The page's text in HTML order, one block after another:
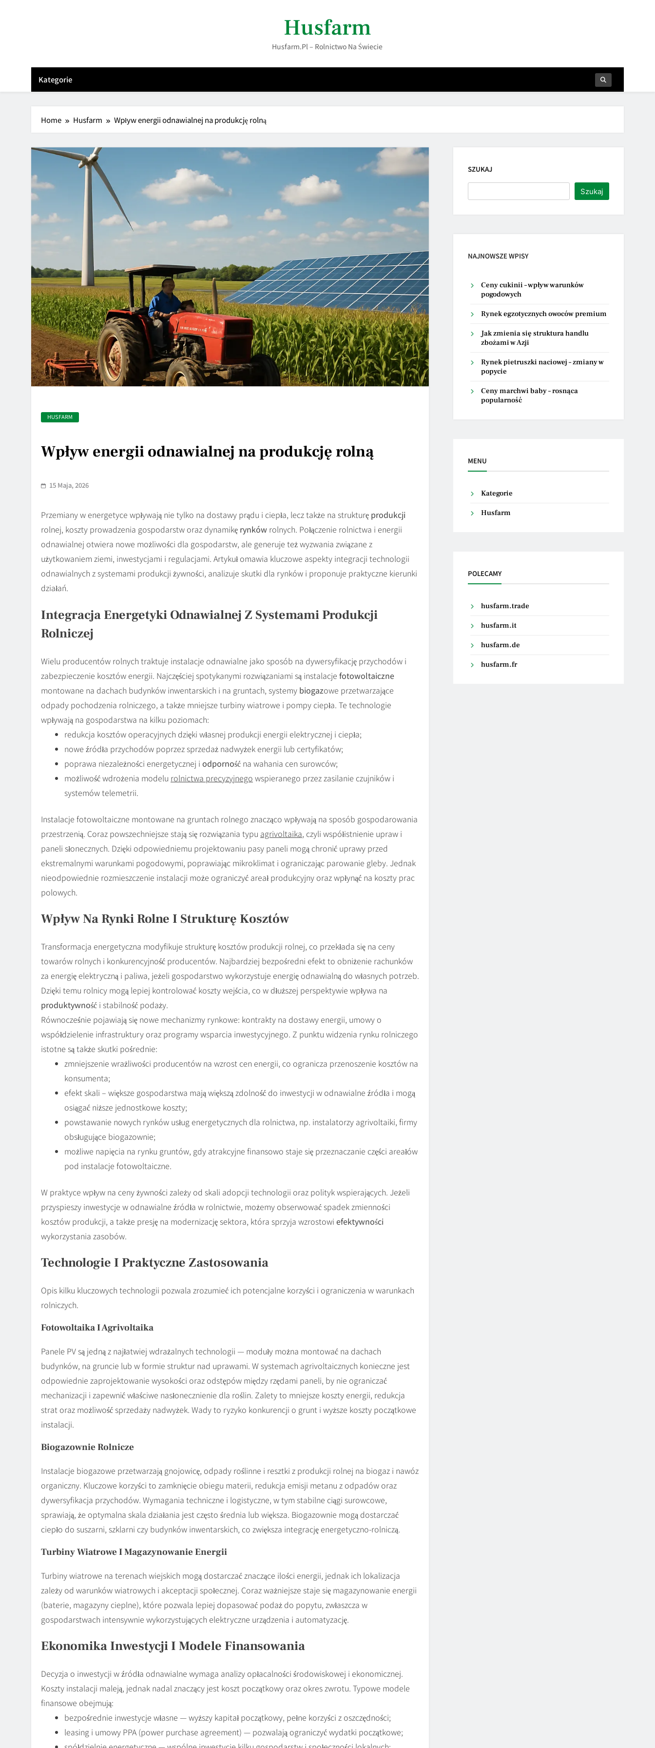
Husfarm
Husfarm.pl – Rolnictwo Na Świecie
Kategorie
Home Husfarm Wpływ energii odnawialnej na produkcję rolną
HUSFARM
Wpływ energii odnawialnej na produkcję rolną
15 Maja, 2026
Przemiany w energetyce wpływają nie tylko na dostawy prądu i ciepła, lecz także na strukturę produkcji
rolnej, koszty prowadzenia gospodarstw oraz dynamikę rynków rolnych. Połączenie rolnictwa i energii
odnawialnej otwiera nowe możliwości dla gospodarstw, ale generuje też wyzwania związane z
użytkowaniem ziemi, inwestycjami i regulacjami. Artykuł omawia kluczowe aspekty integracji technologii
odnawialnych z systemami produkcji żywności, analizuje skutki dla rynków i proponuje praktyczne kierunki
działań.
Integracja Energetyki Odnawialnej Z Systemami Produkcji
Rolniczej
Wielu producentów rolnych traktuje instalacje odnawialne jako sposób na dywersyfikację przychodów i
zabezpieczenie kosztów energii. Najczęściej spotykanymi rozwiązaniami są instalacje fotowoltaiczne
montowane na dachach budynków inwentarskich i na gruntach, systemy biogazowe przetwarzające
odpady pochodzenia rolniczego, a także mniejsze turbiny wiatrowe i pompy ciepła. Te technologie
wpływają na gospodarstwa na kilku poziomach:
redukcja kosztów operacyjnych dzięki własnej produkcji energii elektrycznej i ciepła;
nowe źródła przychodów poprzez sprzedaż nadwyżek energii lub certyfikatów;
poprawa niezależności energetycznej i odporność na wahania cen surowców;
możliwość wdrożenia modelu rolnictwa precyzyjnego wspieranego przez zasilanie czujników i
systemów telemetrii.
Instalacje fotowoltaiczne montowane na gruntach rolnego znacząco wpływają na sposób gospodarowania
przestrzenią. Coraz powszechniejsze stają się rozwiązania typu agrivoltaika, czyli współistnienie upraw i
paneli słonecznych. Dzięki odpowiedniemu projektowaniu pasy paneli mogą chronić uprawy przed
ekstremalnymi warunkami pogodowymi, poprawiając mikroklimat i ograniczając parowanie gleby. Jednak
nieodpowiednie rozmieszczenie instalacji może ograniczyć areał produkcyjny oraz wpłynąć na koszty prac
polowych.
Wpływ Na Rynki Rolne I Strukturę Kosztów
Transformacja energetyczna modyfikuje strukturę kosztów produkcji rolnej, co przekłada się na ceny
towarów rolnych i konkurencyjność producentów. Najbardziej bezpośredni efekt to obniżenie rachunków
za energię elektryczną i paliwa, jeżeli gospodarstwo wykorzystuje energię odnawialną do własnych potrzeb.
Dzięki temu rolnicy mogą lepiej kontrolować koszty wejścia, co w dłuższej perspektywie wpływa na
produktywność i stabilność podaży.
Równocześnie pojawiają się nowe mechanizmy rynkowe: kontrakty na dostawy energii, umowy o
współdzielenie infrastruktury oraz programy wsparcia inwestycyjnego. Z punktu widzenia rynku rolniczego
istotne są także skutki pośrednie:
zmniejszenie wrażliwości producentów na wzrost cen energii, co ogranicza przenoszenie kosztów na
konsumenta;
efekt skali – większe gospodarstwa mają większą zdolność do inwestycji w odnawialne źródła i mogą
osiągać niższe jednostkowe koszty;
powstawanie nowych rynków usług energetycznych dla rolnictwa, np. instalatorzy agrivoltaiki, firmy
obsługujące biogazownie;
możliwe napięcia na rynku gruntów, gdy atrakcyjne finansowo staje się przeznaczanie części areałów
pod instalacje fotowoltaiczne.
W praktyce wpływ na ceny żywności zależy od skali adopcji technologii oraz polityk wspierających. Jeżeli
przyspieszy inwestycje w odnawialne źródła w rolnictwie, możemy obserwować spadek zmienności
kosztów produkcji, a także presję na modernizację sektora, która sprzyja wzrostowi efektywności
wykorzystania zasobów.
Technologie I Praktyczne Zastosowania
Opis kilku kluczowych technologii pozwala zrozumieć ich potencjalne korzyści i ograniczenia w warunkach
rolniczych.
Fotowoltaika I Agrivoltaika
Panele PV są jedną z najłatwiej wdrażalnych technologii — moduły można montować na dachach
budynków, na gruncie lub w formie struktur nad uprawami. W systemach agrivoltaicznych konieczne jest
odpowiednie zaprojektowanie wysokości oraz odstępów między rzędami paneli, by nie ograniczać
mechanizacji i zapewnić właściwe nasłonecznienie dla roślin. Zalety to mniejsze koszty energii, redukcja
strat oraz możliwość sprzedaży nadwyżek. Wady to ryzyko konkurencji o grunt i wyższe koszty początkowe
instalacji.
Biogazownie Rolnicze
Instalacje biogazowe przetwarzają gnojowicę, odpady roślinne i resztki z produkcji rolnej na biogaz i nawóz
organiczny. Kluczowe korzyści to zamknięcie obiegu materii, redukcja emisji metanu z odpadów oraz
dywersyfikacja przychodów. Wymagania techniczne i logistyczne, w tym stabilne ciągi surowcowe,
sprawiają, że optymalna skala działania jest często średnia lub większa. Biogazownie mogą dostarczać
ciepło do suszarni, szklarni czy budynków inwentarskich, co zwiększa integrację energetyczno-rolniczą.
Turbiny Wiatrowe I Magazynowanie Energii
Turbiny wiatrowe na terenach wiejskich mogą dostarczać znaczące ilości energii, jednak ich lokalizacja
zależy od warunków wiatrowych i akceptacji społecznej. Coraz ważniejsze staje się magazynowanie energii
(baterie, magazyny cieplne), które pozwala lepiej dopasować podaż do popytu, zwłaszcza w
gospodarstwach intensywnie wykorzystujących elektryczne urządzenia i automatyzację.
Ekonomika Inwestycji I Modele Finansowania
Decyzja o inwestycji w źródła odnawialne wymaga analizy opłacalności środowiskowej i ekonomicznej.
Koszty instalacji maleją, jednak nadal znaczący jest koszt początkowy oraz okres zwrotu. Typowe modele
finansowe obejmują:
bezpośrednie inwestycje własne — wyższy kapitał początkowy, pełne korzyści z oszczędności;
leasing i umowy PPA (power purchase agreement) — pozwalają ograniczyć wydatki początkowe;
SZUKAJ
Szukaj
NAJNOWSZE WPISY
Ceny cukinii – wpływ warunków
pogodowych
Rynek egzotycznych owoców premium
Jak zmienia się struktura handlu
zbożami w Azji
Rynek pietruszki naciowej – zmiany w
popycie
Ceny marchwi baby – rosnąca
popularność
MENU
Kategorie
Husfarm
POLECAMY
husfarm.trade
husfarm.it
husfarm.de
husfarm.fr